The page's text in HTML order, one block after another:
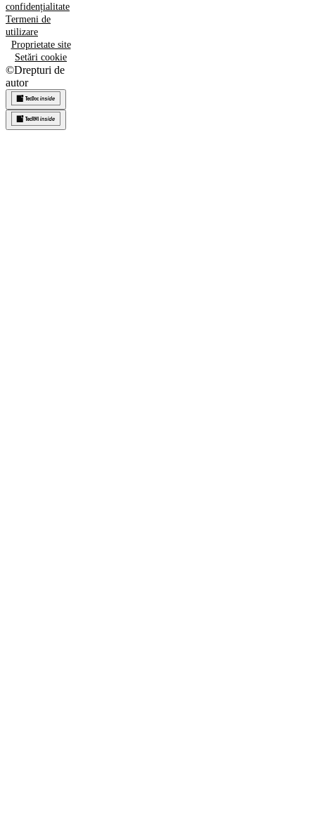
confidențialitate
Termeni de
utilizare
Proprietate site
Setări cookie
©Drepturi de
autor